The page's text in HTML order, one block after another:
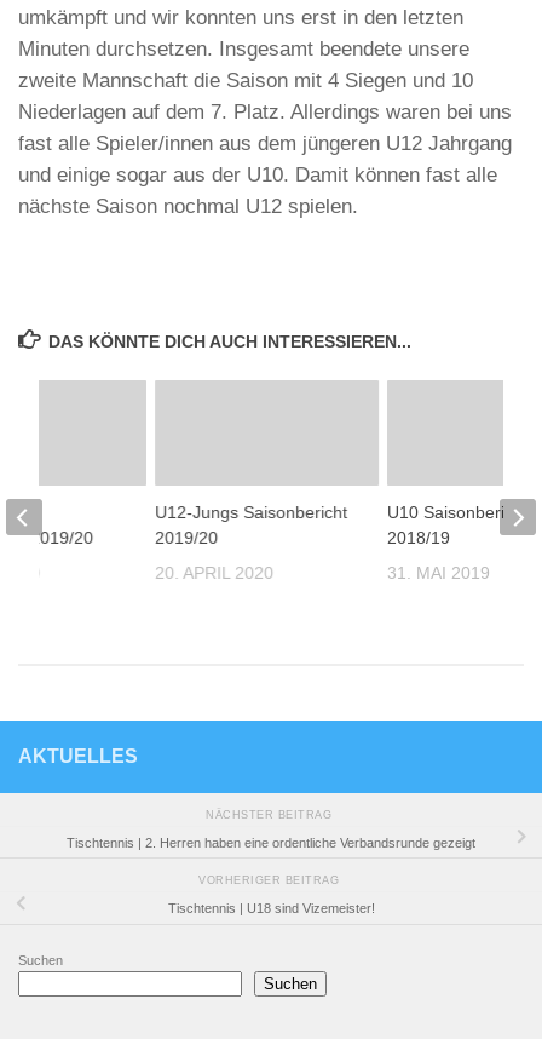
umkämpft und wir konnten uns erst in den letzten
Minuten durchsetzen. Insgesamt beendete unsere
zweite Mannschaft die Saison mit 4 Siegen und 10
Niederlagen auf dem 7. Platz. Allerdings waren bei uns
fast alle Spieler/innen aus dem jüngeren U12 Jahrgang
und einige sogar aus der U10. Damit können fast alle
nächste Saison nochmal U12 spielen.
DAS KÖNNTE DICH AUCH INTERESSIEREN...
U12-Jungs Saisonbericht
2019/20
20. APRIL 2020
U10 Saisonbericht
2018/19
31. MAI 2019
2019/20
AKTUELLES
NÄCHSTER BEITRAG
Tischtennis | 2. Herren haben eine ordentliche Verbandsrunde gezeigt
VORHERIGER BEITRAG
Tischtennis | U18 sind Vizemeister!
Suchen
Suchen